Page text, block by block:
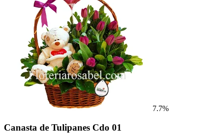
7.7%
Canasta de Tulipanes Cdo 01